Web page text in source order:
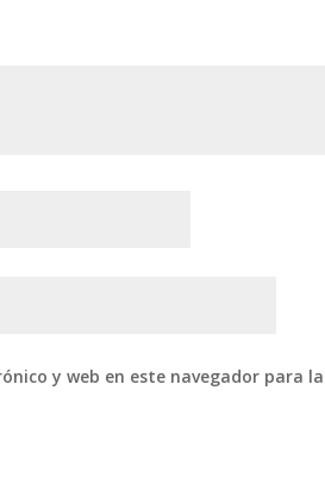
y web en este navegador para